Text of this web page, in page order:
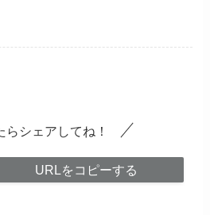
らシェアしてね！
URLをコピーする